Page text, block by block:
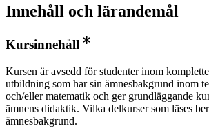
Innehåll och lärandemål
Kursinnehåll
Kursen är avsedd för studenter inom
utbildning som har sin ämnesbakgrund inom
och/eller matematik och ger grundläggande
ämnens didaktik. Vilka delkurser som läses
ämnesbakgrund.